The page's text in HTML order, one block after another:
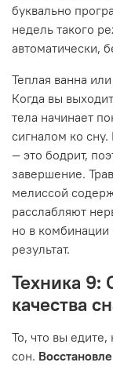
буквально
недель такого
автоматически,
Теплая ванна
Когда вы
тела начинает
сигналом ко
— это бодрит,
завершение.
мелиссой
расслабляют
но в
результат.
Техника 9:
качества
То, что вы
сон.